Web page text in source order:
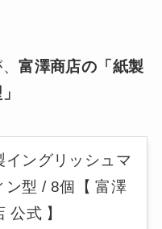
、富澤商店の「紙製
イングリッシュマ
ン型 / 8個【 富澤
公式 】